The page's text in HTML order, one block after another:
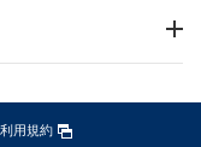
用規約